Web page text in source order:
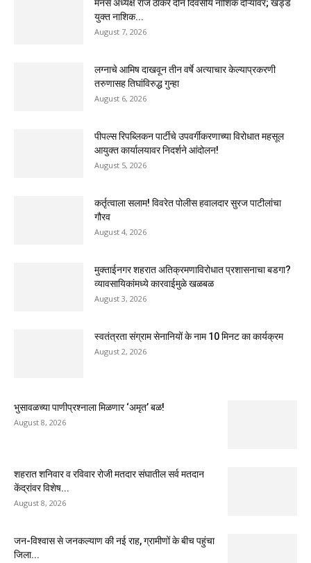
मनसे अध्यक्ष राज ठाकरे दोन दिवसीय नाशिक दौऱ्यावर; खड्डे
युक्त नाशिक...
August 7, 2026
लग्नाचे आमिष दाखवून तीन वर्षे अत्याचार केल्याप्रकरणी
तरुणासह तिघांविरुद्ध गुन्हा
August 6, 2026
पीपल्स रिपब्लिकन पार्टीचे उपवर्गीकरणाच्या विरोधात महसूल
आयुक्त कार्यालयावर निदर्शने आंदोलन!
August 5, 2026
कर्तृत्वाला सलाम! विवरेत पोलीस हवालदार सुरज पाटीलांचा
गौरव
August 4, 2026
मुक्ताईनगर शहरात अतिक्रमणाविरोधात प्रशासनाचा बडगा?
व्यावसायिकांमध्ये कारवाईमुळे खळबळ
August 3, 2026
स्वतंत्रता संग्राम सेनानियों के नाम 10 मिनट का कार्यक्रम
August 2, 2026
भुसावळच्या पाणीप्रश्नाला मिळणार ‘अमृत’ बळ!
August 8, 2026
शहरात शनिवार व रविवार रोजी मतदार संघातील सर्व मतदान
केंद्रांवर विशेष...
August 8, 2026
जन-विश्वास से जनकल्याण की नई राह, ग्रामीणों के बीच पहुंचा
जिला...